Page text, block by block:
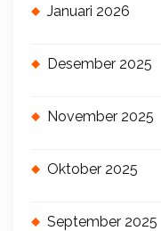
Januari 2026
Desember 2025
November 2025
Oktober 2025
September 2025